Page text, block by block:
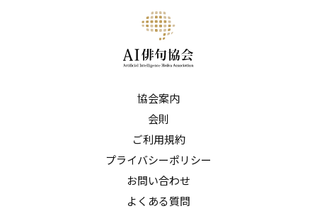
協会案内
会則
ご利用規約
プライバシーポリシー
お問い合わせ
よくある質問